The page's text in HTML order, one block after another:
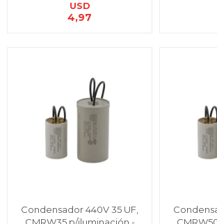
USD
4,97
Condensador 440V 35 UF,